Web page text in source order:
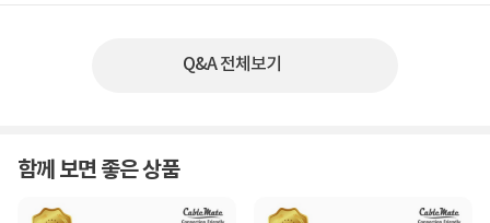
Q&A 전체보기
함께 보면 좋은 상품